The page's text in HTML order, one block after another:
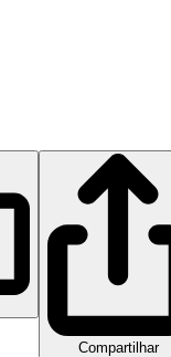
Compartilhar